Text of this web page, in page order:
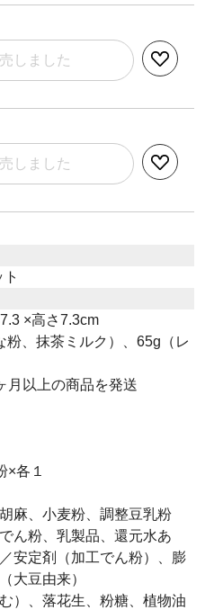
しました
しました
×高さ7.3cm
、抹茶ミルク）、65g（レ
月以上の商品を発送
各１
麻、小麦粉、調整豆乳粉
ん粉、乳製品、還元水あ
安定剤（加工でん粉）、膨
大豆由来）
）、落花生、粉糖、植物油